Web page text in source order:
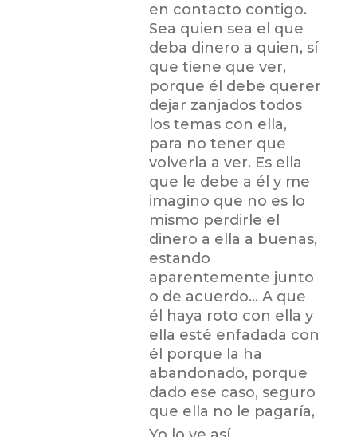
en contacto contigo.
Sea quien sea el que
deba dinero a quien, sí
que tiene que ver,
porque él debe querer
dejar zanjados todos
los temas con ella,
para no tener que
volverla a ver. Es ella
que le debe a él y me
imagino que no es lo
mismo perdirle el
dinero a ella a buenas,
estando
aparentemente junto
o de acuerdo… A que
él haya roto con ella y
ella esté enfadada con
él porque la ha
abandonado, porque
dado ese caso, seguro
que ella no le pagaría,